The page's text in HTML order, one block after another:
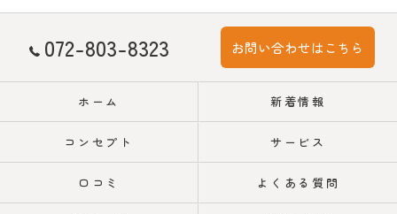
072-803-8323 お問い合わせはこちら
ホーム 新着情報
コンセプト サービス
口コミ よくある質問